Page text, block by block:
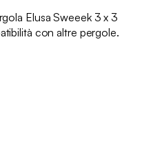
Elusa Sweeek 3 x 3
con altre pergole.